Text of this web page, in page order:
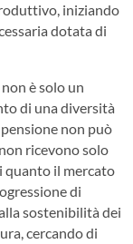
iniziando
dotata di
non è solo un
di una diversità
non può
ricevono solo
quanto il mercato
di
sostenibilità dei
cercando di